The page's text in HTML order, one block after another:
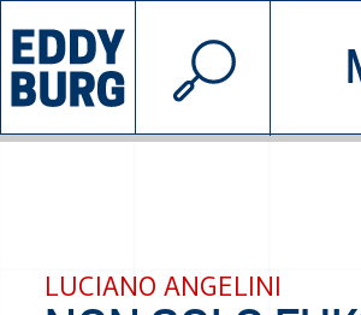
INIZIATIVE
© 2026 EDDYBURG
LUCIANO ANGELINI